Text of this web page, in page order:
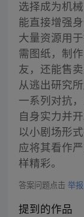
选择成为机
能直接增强
大量资源用
需图纸，制
友，还能售
从逃出研究
一系列对抗
自身实力并
以小剧场形
应将其看作
样精彩。
答案问题点击 举
提到的作品